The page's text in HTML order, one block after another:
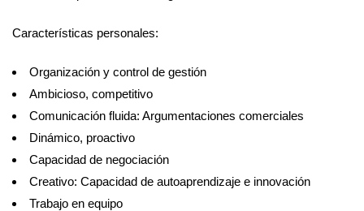
Características personales:
Organización y control de gestión
Ambicioso, competitivo
Comunicación fluida: Argumentaciones comerciales
Dinámico, proactivo
Capacidad de negociación
Creativo: Capacidad de autoaprendizaje e innovación
Trabajo en equipo